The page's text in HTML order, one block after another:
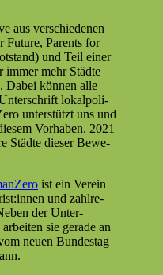
aus ver­schiede­nen
Future, Par­ents for
und Teil ein­er
immer mehr Städte
Dabei kön­nen alle
lokalpoli­
unter­stützt uns und
Vorhaben. 2021
Städte dieser Bewe­
ist ein Vere­in
und zahlre­
der Unter­
sie ger­ade an
neuen Bun­destag